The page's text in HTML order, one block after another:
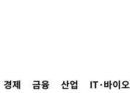
경제 금융 산업 IT·바이오
발사체 발사"
대야도 계속[내일날씨]
美의 대한국 무역적자 있어"